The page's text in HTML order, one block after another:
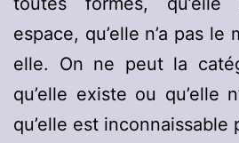
espace, qu’elle n’a pas le
elle. On ne peut la
qu’elle existe ou qu’elle
qu’elle est inconnaissable